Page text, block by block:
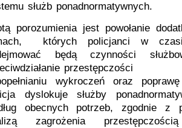
służb ponadnormatywnych.
porozumienia jest powołanie
których policjanci w
będą czynności
przestępczości
wykroczeń oraz
dyslokuje służby
obecnych potrzeb, zgodnie z
zagrożenia